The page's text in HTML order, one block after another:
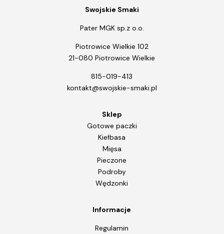
Swojskie Smaki
Pater MGK sp.z o.o.
Piotrowice Wielkie 102
21-080 Piotrowice Wielkie
815-019-413
kontakt@swojskie-smaki.pl
Sklep
Gotowe paczki
Kiełbasa
Mięsa
Pieczone
Podroby
Wędzonki
Informacje
Regulamin